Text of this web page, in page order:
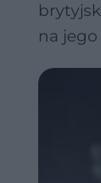
na jego